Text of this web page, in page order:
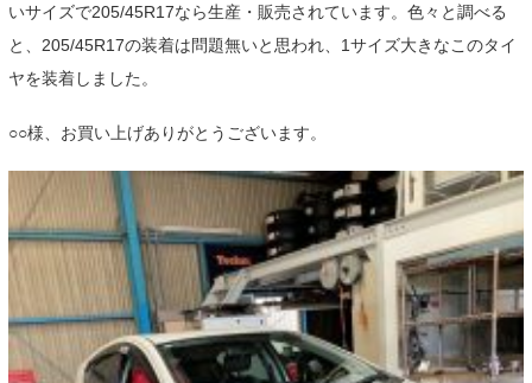
いサイズで205/45R17なら生産・販売されています。色々と調べる
と、205/45R17の装着は問題無いと思われ、1サイズ大きなこのタイ
ヤを装着しました。
○○様、お買い上げありがとうございます。